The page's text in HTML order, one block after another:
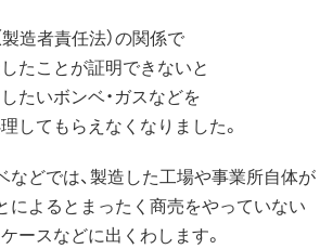
製造者責任法）の関係で
たことが証明できないと
たいボンベ・ガスなどを
してもらえなくなりました。
などでは、製造した工場や事業所自体が
によるとまったく商売をやっていない
ースなどに出くわします。